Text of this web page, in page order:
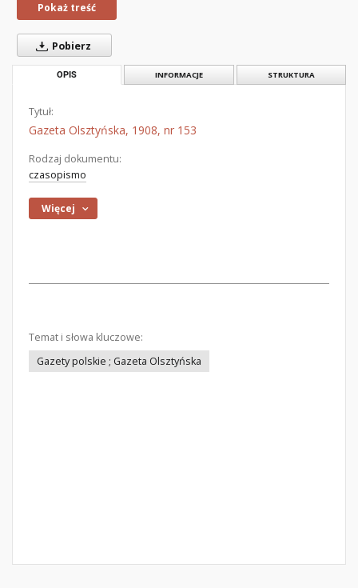
Pokaż treść
Pobierz
OPIS INFORMACJE STRUKTURA
Tytuł:
Gazeta Olsztyńska, 1908, nr 153
Rodzaj dokumentu:
czasopismo
Więcej
Temat i słowa kluczowe:
Gazety polskie ; Gazeta Olsztyńska